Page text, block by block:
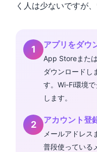
く人は少ないですが
アプリをダウ
App Storeまた
ダウンロードし
す。Wi-Fi環境
します。
アカウント登
メールアドレス
普段使っている